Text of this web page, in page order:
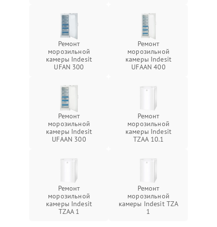
Ремонт
морозильной
камеры Indesit
UFAN 300
Ремонт
морозильной
камеры Indesit
UFAAN 400
Ремонт
морозильной
камеры Indesit
UFAAN 300
Ремонт
морозильной
камеры Indesit
TZAA 10.1
Ремонт
морозильной
камеры Indesit
TZAA 1
Ремонт
морозильной
камеры Indesit TZA
1